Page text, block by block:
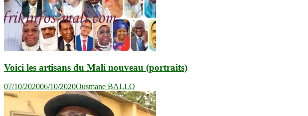
Voici les artisans du Mali nouveau (portraits)
07/10/202006/10/2020Ousmane BALLO